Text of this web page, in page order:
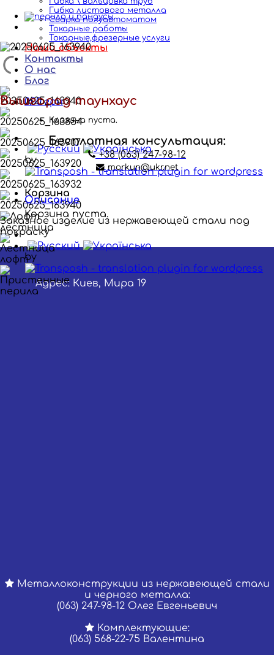
Гибка листового металла
Сварка полуавтоматом
Токарные работы
Токарные,фрезерные услуги
Наши объекты
Контакты
О нас
Блог
0.00грн
Корзина пуста.
by
Корзина
Корзина пуста.
by
Вышгород таунхаус
Бесплатная консультация:
+38 (063) 247-98-12
morkun@ukr.net
Описание
Заказное изделие из нержавеющей стали под
покраску
Адрес: Киев, Мира 19
Металлоконструкции из нержавеющей стали
и черного металла:
(063) 247-98-12 Олег Евгеньевич
Комплектующие:
(063) 568-22-75 Валентина